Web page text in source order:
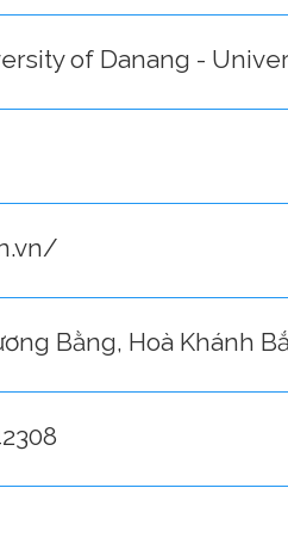
of Danang -
Bằng, Hoà Khánh